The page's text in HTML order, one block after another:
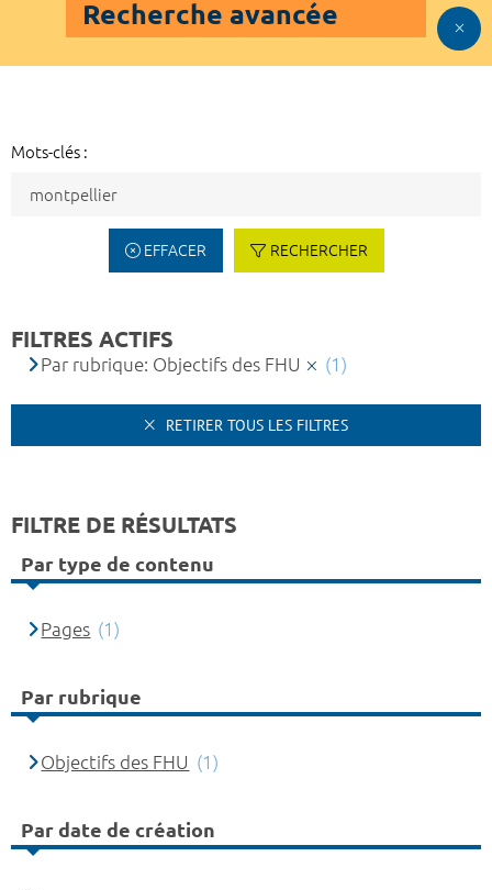
Recherche avancée
Mots-clés :
EFFACER RECHERCHER
FILTRES ACTIFS
Par rubrique: Objectifs des FHU (1)
RETIRER TOUS LES FILTRES
FILTRE DE RÉSULTATS
Par type de contenu
Pages (1)
Par rubrique
Objectifs des FHU (1)
Par date de création